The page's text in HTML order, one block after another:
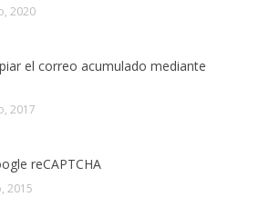
2020
el correo acumulado mediante
2017
reCAPTCHA
2015